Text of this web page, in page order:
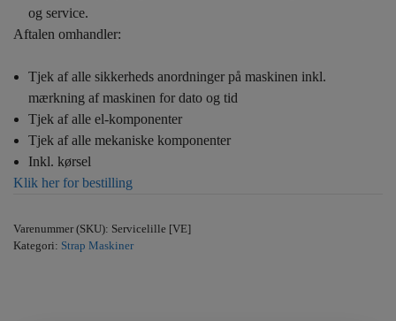
og service.
Aftalen omhandler:
Tjek af alle sikkerheds anordninger på maskinen inkl.
mærkning af maskinen for dato og tid
Tjek af alle el-komponenter
Tjek af alle mekaniske komponenter
Inkl. kørsel
Klik her for bestilling
Varenummer (SKU): Servicelille [VE]
Kategori: Strap Maskiner